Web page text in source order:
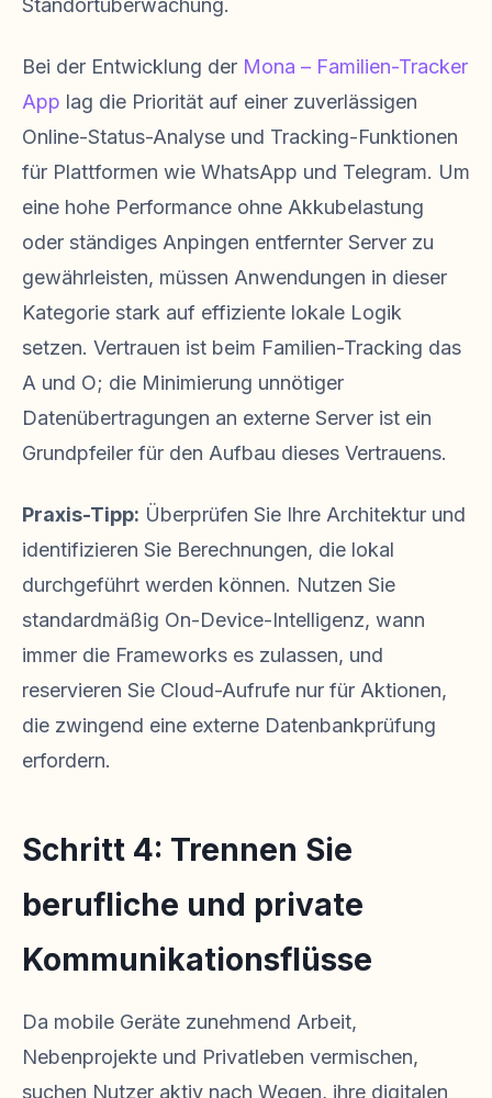
Standortüberwachung.
Bei der Entwicklung der Mona – Familien-Tracker
App lag die Priorität auf einer zuverlässigen
Online-Status-Analyse und Tracking-Funktionen
für Plattformen wie WhatsApp und Telegram. Um
eine hohe Performance ohne Akkubelastung
oder ständiges Anpingen entfernter Server zu
gewährleisten, müssen Anwendungen in dieser
Kategorie stark auf effiziente lokale Logik
setzen. Vertrauen ist beim Familien-Tracking das
A und O; die Minimierung unnötiger
Datenübertragungen an externe Server ist ein
Grundpfeiler für den Aufbau dieses Vertrauens.
Praxis-Tipp: Überprüfen Sie Ihre Architektur und
identifizieren Sie Berechnungen, die lokal
durchgeführt werden können. Nutzen Sie
standardmäßig On-Device-Intelligenz, wann
immer die Frameworks es zulassen, und
reservieren Sie Cloud-Aufrufe nur für Aktionen,
die zwingend eine externe Datenbankprüfung
erfordern.
Schritt 4: Trennen Sie
berufliche und private
Kommunikationsflüsse
Da mobile Geräte zunehmend Arbeit,
Nebenprojekte und Privatleben vermischen,
suchen Nutzer aktiv nach Wegen, ihre digitalen